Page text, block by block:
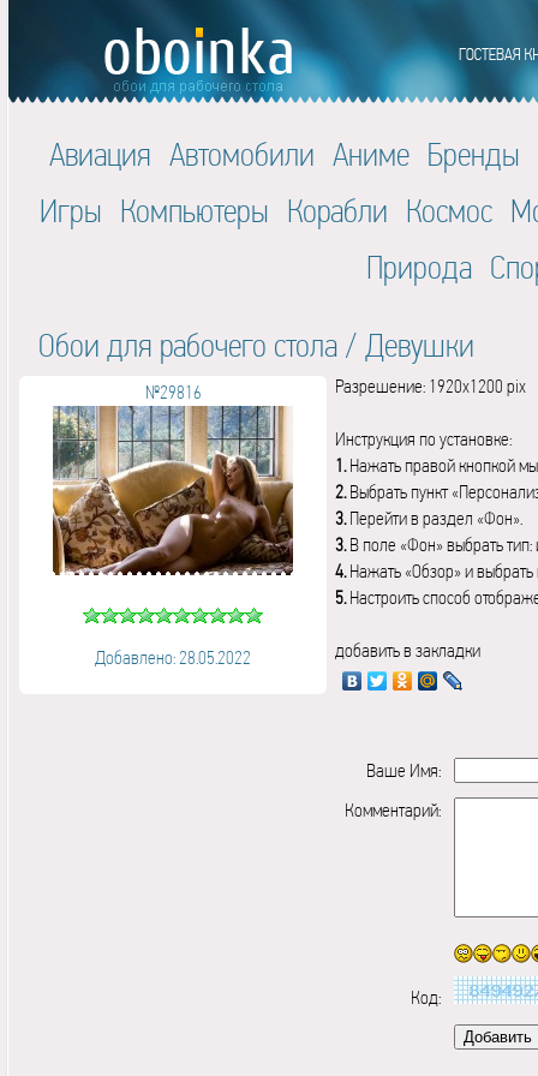
Авиация Автомобили Аниме Бренды
Игры Компьютеры Корабли Космос
Природа
Обои для рабочего стола / Девушки
№29816
Добавлено: 28.05.2022
Разрешение: 1920x1200 pix
Инструкция по установке:
1.Нажать правой кнопкой
2.Выбрать пункт
3.Перейти в раздел «Фон».
3.В поле «Фон» выбрать
4.Нажать «Обзор» и выбрать
5.Настроить способ
добавить в закладки
Ваше Имя:
Комментарий:
Код: